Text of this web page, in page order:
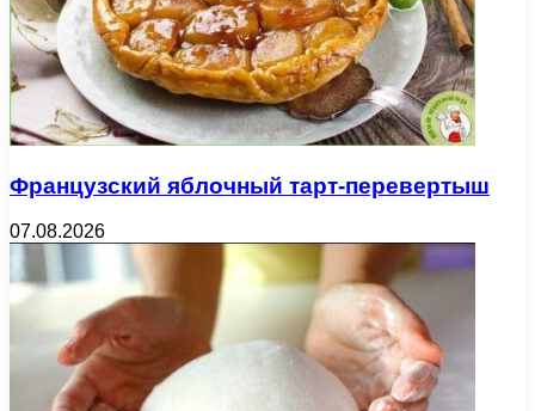
Французский яблочный тарт-перевертыш
07.08.2026